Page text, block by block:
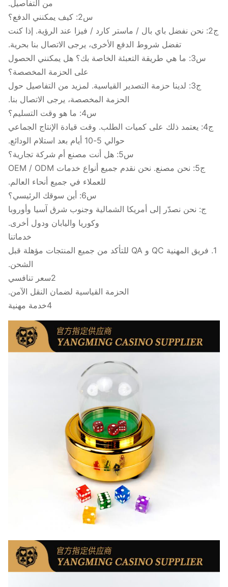
من التفاصيل.
س2: كيف يمكنني الدفع؟
ج2: نحن نفضل باي بال / ماستر كارد / فيزا عند الرؤية. إذا كنت
تفضل شروط الدفع الأخرى، يرجى الاتصال بنا بحرية.
س3: ما هي طريقة التعبئة الخاصة بك؟ هل يمكنني الحصول
على الحزمة المخصصة؟
ج3: لدينا حزمة التصدير القياسية. لمزيد من التفاصيل حول
الحزمة المخصصة، يرجى الاتصال بنا.
س4: ما هو وقت التسليم؟
ج4: يعتمد ذلك على كميات الطلب. وقت قيادة الإنتاج الجماعي
حوالي 5-10 أيام بعد استلام الودائع.
س5: هل أنت مصنع أم شركة تجارية؟
ج5: نحن مصنع. نحن نقدم جميع أنواع خدمات OEM / ODM
للعملاء في جميع أنحاء العالم.
س6: أين سوقك الرئيسي؟
ج: نحن نصدّر إلى أمريكا الشمالية وجنوب شرق آسيا وأوروبا
وكوريا واليابان ودول أخرى.
خدماتنا
1. فريق المهنية QC و QA للتأكد من جميع المنتجات مؤهلة قبل
الشحن.
2سعر تنافسي
الحزمة القياسية لضمان النقل الآمن.
4خدمة مهنية